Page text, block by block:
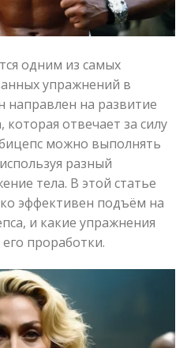
одним из самых
упражнений в
направлен на развитие
отвечает за силу
можно выполнять
разный
тела. В этой статье
эффективен подъём на
и какие упражнения
проработки.